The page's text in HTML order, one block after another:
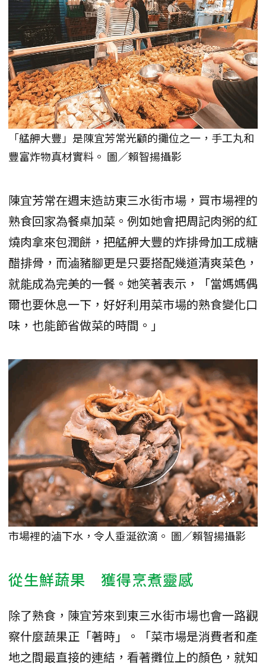
「艋舺大豐」是陳宜芳常光顧的攤位之一，手工丸和
豐富炸物真材實料。 圖／賴智揚攝影
陳宜芳常在週末造訪東三水街市場，買市場裡的
熟食回家為餐桌加菜。例如她會把周記肉粥的紅
燒肉拿來包潤餅，把艋舺大豐的炸排骨加工成糖
醋排骨，而滷豬腳更是只要搭配幾道清爽菜色，
就能成為完美的一餐。她笑著表示，「當媽媽偶
爾也要休息一下，好好利用菜市場的熟食變化口
味，也能節省做菜的時間。」
市場裡的滷下水，令人垂涎欲滴。 圖／賴智揚攝影
從生鮮蔬果 獲得烹煮靈感
除了熟食，陳宜芳來到東三水街市場也會一路觀
察什麼蔬果正「著時」。「菜市場是消費者和產
地之間最直接的連結，看著攤位上的顏色，就知